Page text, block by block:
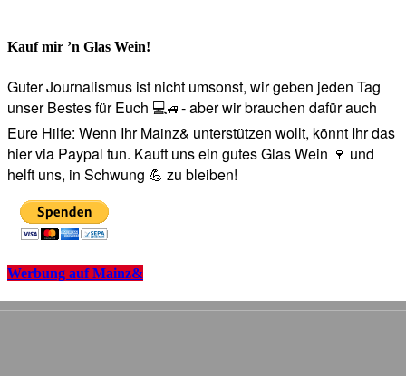
Kauf mir ’n Glas Wein!
Guter Journalismus ist nicht umsonst, wir geben jeden Tag
unser Bestes für Euch 💻🚙- aber wir brauchen dafür auch
Eure Hilfe: Wenn Ihr Mainz& unterstützen wollt, könnt Ihr das
hier via Paypal tun. Kauft uns ein gutes Glas Wein 🍷 und
helft uns, in Schwung 💪 zu bleiben!
Werbung auf Mainz&